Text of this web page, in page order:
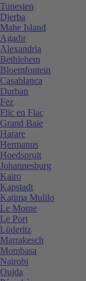
Tunesien
Djerba
Mahe Island
Agadir
Alexandria
Bethlehem
Bloemfontein
Casablanca
Durban
Fez
Flic en Flac
Grand Baie
Harare
Hermanus
Hoedspruit
Johannesburg
Kairo
Kapstadt
Katima Mulilo
Le Morne
Le Port
Lüderitz
Marrakesch
Mombasa
Nairobi
Oujda